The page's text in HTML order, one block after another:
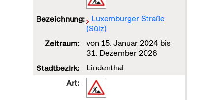
Luxemburger Straße
(Sülz)
von 15. Januar 2024bis
31. Dezember 2026
Lindenthal